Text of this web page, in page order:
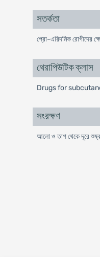
সতর্কতা
প্রো-এরিদমিক রোগীদের
থেরাপিউটিক ক্লাস
Drugs for
সংরক্ষণ
আলো ও তাপ থেকে দূরে শুষ্ক